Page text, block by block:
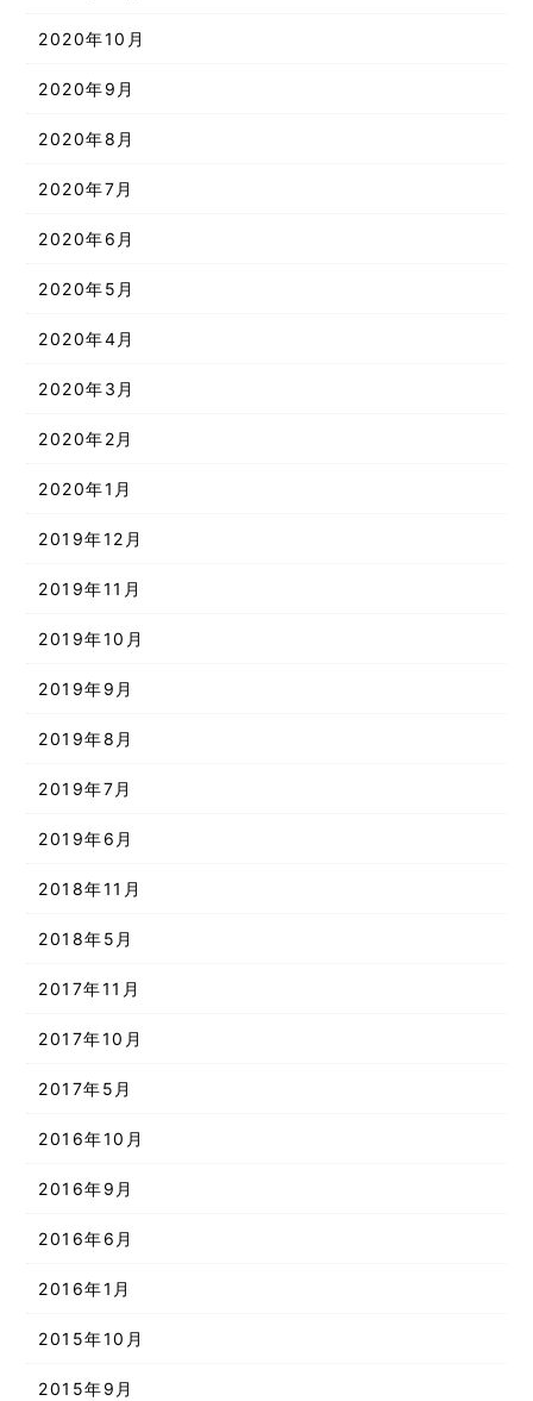
2020年10月
2020年9月
2020年8月
2020年7月
2020年6月
2020年5月
2020年4月
2020年3月
2020年2月
2020年1月
2019年12月
2019年11月
2019年10月
2019年9月
2019年8月
2019年7月
2019年6月
2018年11月
2018年5月
2017年11月
2017年10月
2017年5月
2016年10月
2016年9月
2016年6月
2016年1月
2015年10月
2015年9月